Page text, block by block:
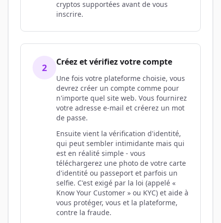
cryptos supportées avant de vous
inscrire.
2 Créez et vérifiez votre compte
Une fois votre plateforme choisie, vous
devrez créer un compte comme pour
n'importe quel site web. Vous fournirez
votre adresse e-mail et créerez un mot
de passe.
Ensuite vient la vérification d'identité,
qui peut sembler intimidante mais qui
est en réalité simple - vous
téléchargerez une photo de votre carte
d'identité ou passeport et parfois un
selfie. C'est exigé par la loi (appelé «
Know Your Customer » ou KYC) et aide à
vous protéger, vous et la plateforme,
contre la fraude.